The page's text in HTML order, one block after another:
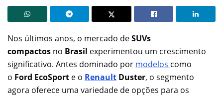
Nos últimos anos, o mercado deSUVs
compactos no Brasil experimentou um crescimento
significativo. Antes dominado por modelos como
o Ford EcoSport e o Renault Duster, o segmento
agora oferece uma variedade de opções para os